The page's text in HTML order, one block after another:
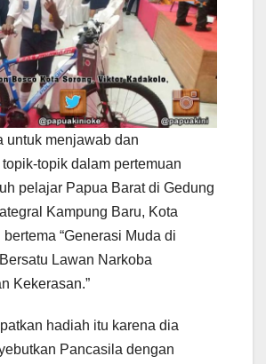
untuk menjawab dan
topik dalam pertemuan
pelajar Papua Barat di Gedung
Kampung Baru, Kota
“Generasi Muda di
Lawan Narkoba
Kekerasan.”
hadiah itu karena dia
Pancasila dengan